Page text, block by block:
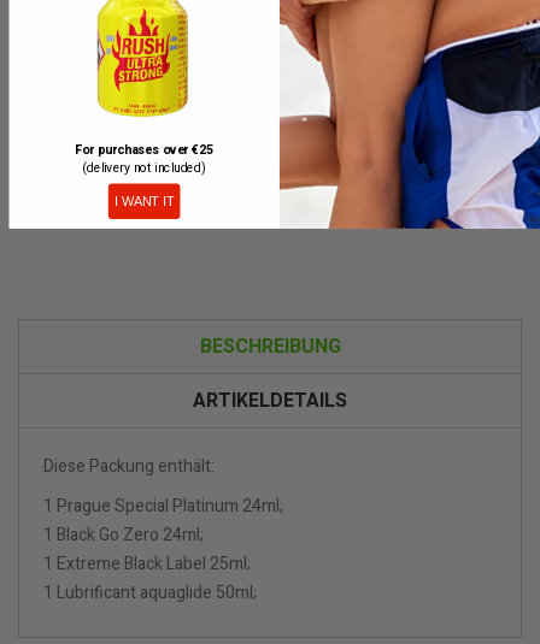
Bestellungen bis 12 Uhr werden innerhalb von
24/48 Stunden mit DPD (Spanien) geliefert.
Diskrete Verpackung.
Wenn lieferbar, bitte benachrichtigen
BESCHREIBUNG
ARTIKELDETAILS
Diese Packung enthält:
1 Prague Special Platinum 24ml;
1 Black Go Zero 24ml;
1 Extreme Black Label 25ml;
1 Lubrificant aquaglide 50ml;
For purchases over €25
(delivery not included)
I WANT IT